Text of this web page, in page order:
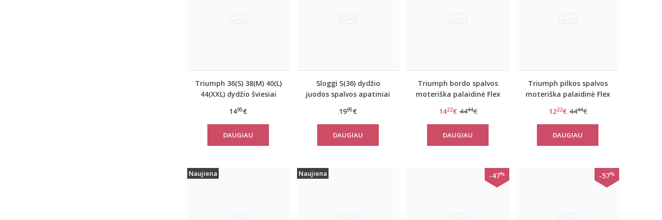
Triumph 36(S) 38(M) 40(L)
44(XXL) dydžio šviesiai
miego palaidinė Mix
Match TOP SSL 01 X
1495€
DAUGIAU
Sloggi S(36) dydžio
juodos spalvos apatiniai
Shirt 01
1995€
DAUGIAU
Triumph bordo spalvos
moteriška palaidinė Flex
1422€ 4444€
DAUGIAU
Triumph pilkos spalvos
moteriška palaidinė Flex
1222€ 4444€
DAUGIAU
Naujiena Naujiena -47% -57%